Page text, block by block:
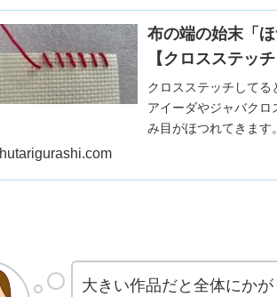
布の端の始末「
【クロスステッチ
クロスステッチしてる
アイーダやジャバク
み目がほつれてきます
hutarigurashi.com
大きい作品だと全体にかが